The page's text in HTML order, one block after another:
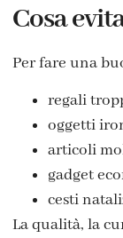
Cosa
Per fare una
regali
oggetti
articoli
gadget
cesti
La qualità, la